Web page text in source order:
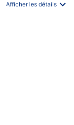
Afficher les détails